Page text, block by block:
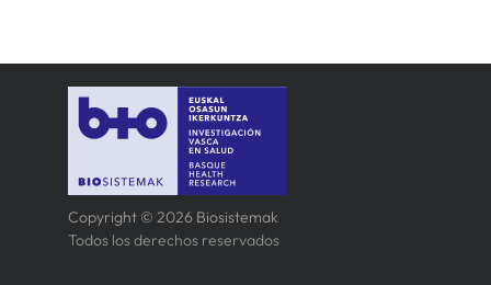
Copyright © 2026 Biosistemak
Todos los derechos reservados